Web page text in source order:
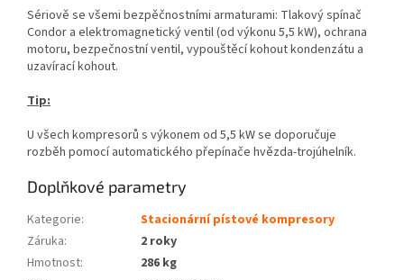
Sériově se všemi bezpěčnostními armaturami: Tlakový spínač
Condor a elektromagnetický ventil (od výkonu 5,5 kW), ochrana
motoru, bezpečnostní ventil, vypouštěcí kohout kondenzátu a
uzavírací kohout.
Tip:
U všech kompresorů s výkonem od 5,5 kW se doporučuje
rozběh pomocí automatického přepínače hvězda-trojúhelník.
Doplňkové parametry
Kategorie:
Stacionární pístové kompresory
Záruka:
2 roky
Hmotnost:
286 kg